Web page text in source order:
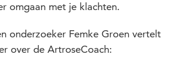
omgaan met je klachten.
onderzoeker Femke Groen vertelt
over de ArtroseCoach: